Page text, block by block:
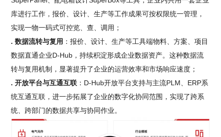
库进行工作，报价、设计、生产等工作成果可按权限统一管理，
实现一物一码式可控览、查、调用；
. 数据流转与复用 ：报价、设计、生产等工具端物料、方案、项目
数据直通企业D-Hub，持续积淀形成企业数据资产。这种数据流
转与复用机制，显著提升了企业的运营效率和市场响应速度；
. 开放平台与互通互联 ：D-Hub开放平台支持与主流PLM、ERP系
统互通互联，进一步拓展了企业的数字化协同范围，实现了跨系
统、跨部门的数据共享与协同作业。